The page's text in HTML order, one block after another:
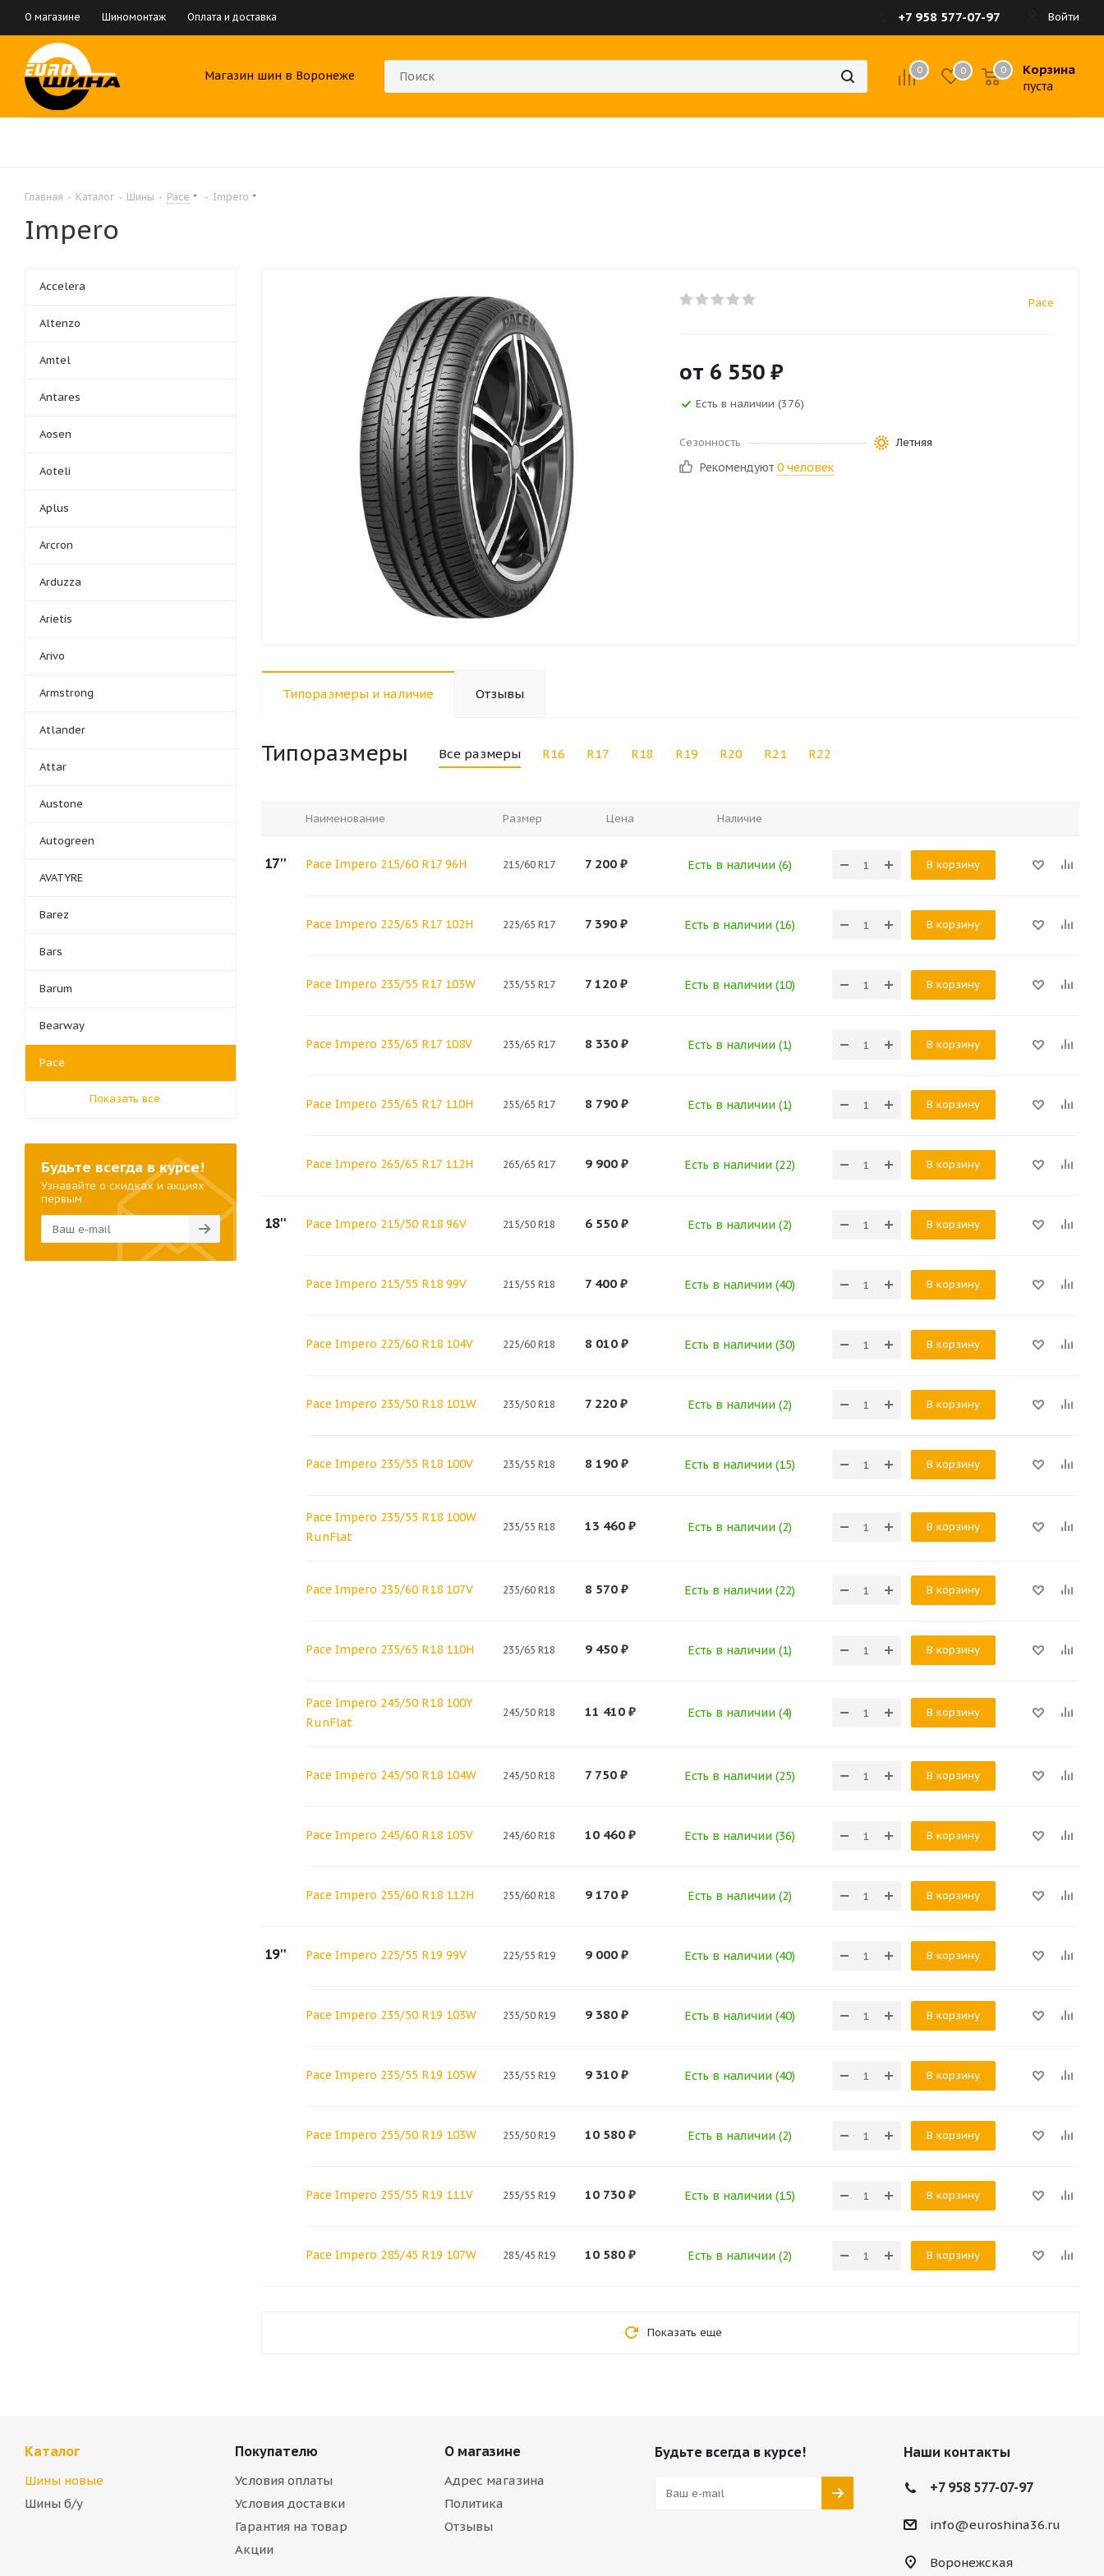
О магазине Шиномонтаж Оплата и доставка Войти
+7 958 577-07-97
Магазин шин в Воронеже 0 0 Корзина
пуста
0
Главная - Каталог - Шины - Pace - Impero
Impero
Pace
от 6 550 ₽
Есть в наличии (376)
Сезонность Летняя
Рекомендуют 0 человек
Типоразмеры и наличие Отзывы
Типоразмеры Все размеры R16 R17 R18 R19 R20 R21 R22
Наименование Размер Цена Наличие
17'' Pace Impero 215/60 R17 96H 215/60 R17 7 200 ₽ Есть в наличии (6) В корзину
Pace Impero 225/65 R17 102H 225/65 R17 7 390 ₽ Есть в наличии (16) В корзину
Pace Impero 235/55 R17 103W 235/55 R17 7 120 ₽ Есть в наличии (10) В корзину
Pace Impero 235/65 R17 108V 235/65 R17 8 330 ₽ Есть в наличии (1) В корзину
Pace Impero 255/65 R17 110H 255/65 R17 8 790 ₽ Есть в наличии (1) В корзину
Pace Impero 265/65 R17 112H 265/65 R17 9 900 ₽ Есть в наличии (22) В корзину
18'' Pace Impero 215/50 R18 96V 215/50 R18 6 550 ₽ Есть в наличии (2) В корзину
Pace Impero 215/55 R18 99V 215/55 R18 7 400 ₽ Есть в наличии (40) В корзину
Pace Impero 225/60 R18 104V 225/60 R18 8 010 ₽ Есть в наличии (30) В корзину
Pace Impero 235/50 R18 101W 235/50 R18 7 220 ₽ Есть в наличии (2) В корзину
Pace Impero 235/55 R18 100V 235/55 R18 8 190 ₽ Есть в наличии (15) В корзину
Pace Impero 235/55 R18 100W
RunFlat
235/55 R18 13 460 ₽ Есть в наличии (2) В корзину
Pace Impero 235/60 R18 107V 235/60 R18 8 570 ₽ Есть в наличии (22) В корзину
Pace Impero 235/65 R18 110H 235/65 R18 9 450 ₽ Есть в наличии (1) В корзину
Pace Impero 245/50 R18 100Y
RunFlat
245/50 R18 11 410 ₽ Есть в наличии (4) В корзину
Pace Impero 245/50 R18 104W 245/50 R18 7 750 ₽ Есть в наличии (25) В корзину
Pace Impero 245/60 R18 105V 245/60 R18 10 460 ₽ Есть в наличии (36) В корзину
Pace Impero 255/60 R18 112H 255/60 R18 9 170 ₽ Есть в наличии (2) В корзину
19'' Pace Impero 225/55 R19 99V 225/55 R19 9 000 ₽ Есть в наличии (40) В корзину
Pace Impero 235/50 R19 103W 235/50 R19 9 380 ₽ Есть в наличии (40) В корзину
Pace Impero 235/55 R19 105W 235/55 R19 9 310 ₽ Есть в наличии (40) В корзину
Pace Impero 255/50 R19 103W 255/50 R19 10 580 ₽ Есть в наличии (2) В корзину
Pace Impero 255/55 R19 111V 255/55 R19 10 730 ₽ Есть в наличии (15) В корзину
Pace Impero 285/45 R19 107W 285/45 R19 10 580 ₽ Есть в наличии (2) В корзину
Показать еще
Accelera
Altenzo
Amtel
Antares
Aosen
Aoteli
Aplus
Arcron
Arduzza
Arietis
Arivo
Armstrong
Atlander
Attar
Austone
Autogreen
AVATYRE
Barez
Bars
Barum
Bearway
Pace
Показать все
Будьте всегда в курсе!
Узнавайте о скидках и акциях
первым
Каталог
Шины новые
Шины б/у
Покупателю
Условия оплаты
Условия доставки
Гарантия на товар
Акции
О магазине
Адрес магазина
Политика
Отзывы
Будьте всегда в курсе! Наши контакты
+7 958 577-07-97
info@euroshina36.ru
Воронежская